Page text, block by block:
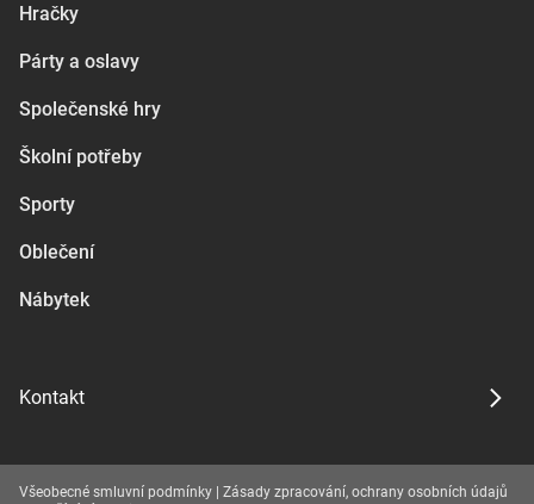
Hračky
Párty a oslavy
Společenské hry
Školní potřeby
Sporty
Oblečení
Nábytek
Kontakt
Všeobecné smluvní podmínky | Zásady zpracování, ochrany osobních údajů